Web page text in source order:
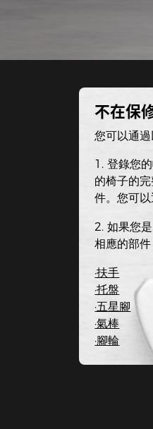
不在保
您可以通
1. 登錄您
的椅子的
件。您可
2. 如果您
相應的部件
·扶手
·托盤
·五星腳
·氣棒
·腳輪